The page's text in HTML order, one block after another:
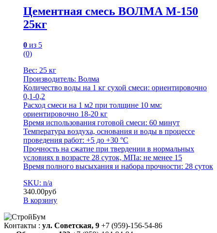
Цементная смесь ВОЛМА М-150
25кг
0 из 5
(0)
Вес: 25 кг
Производитель: Волма
Количество воды на 1 кг сухой смеси: ориентировочно
0,1-0,2
Расход смеси на 1 м2 при толщине 10 мм:
ориентировочно 18-20 кг
Время использования готовой смеси: 60 минут
Температура воздуха, основания и воды в процессе
проведения работ: +5 до +30 °С
Прочность на сжатие при твердении в нормальных
условиях в возрасте 28 суток, МПа: не менее 15
Время полного высыхания и набора прочности: 28 суток
SKU: n/a
340.00руб
В корзину
Контакты : ул. Советская, 9 +7 (959)-156-54-86